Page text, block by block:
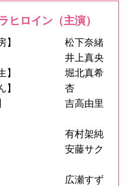
ヒロイン（主演）
の女房】 松下奈緒
さま】 井上真央
ん先生】 堀北真希
うさん】 杏
アン】 吉高由里
っこ】 有村架純
ぷく】 安藤サク
ぞら】 広瀬すず